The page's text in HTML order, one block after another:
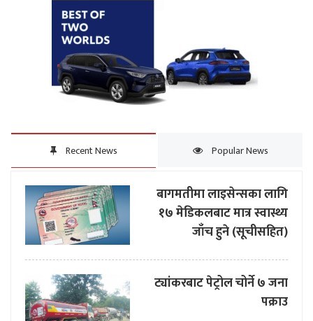
Recent News Popular News
बागमतीमा लाइसेन्सका लागि
१७ मेडिकलबाट मात्र स्वास्थ्य
जाँच हुने (सूचीसहित)
ट्यांकरबाट पेट्रोल चोर्ने ७ जना
पक्राउ